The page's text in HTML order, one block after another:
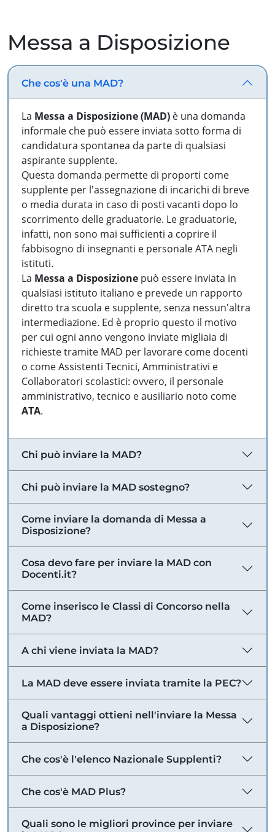
Messa a Disposizione
Che cos'è una MAD?
La Messa a Disposizione (MAD) è una domanda
informale che può essere inviata sotto forma di
candidatura spontanea da parte di qualsiasi
aspirante supplente.
Questa domanda permette di proporti come
supplente per l'assegnazione di incarichi di breve
o media durata in caso di posti vacanti dopo lo
scorrimento delle graduatorie. Le graduatorie,
infatti, non sono mai sufficienti a coprire il
fabbisogno di insegnanti e personale ATA negli
istituti.
La Messa a Disposizione può essere inviata in
qualsiasi istituto italiano e prevede un rapporto
diretto tra scuola e supplente, senza nessun'altra
intermediazione. Ed è proprio questo il motivo
per cui ogni anno vengono inviate migliaia di
richieste tramite MAD per lavorare come docenti
o come Assistenti Tecnici, Amministrativi e
Collaboratori scolastici: ovvero, il personale
amministrativo, tecnico e ausiliario noto come
ATA.
Chi può inviare la MAD?
Chi può inviare la MAD sostegno?
Come inviare la domanda di Messa a
Disposizione?
Cosa devo fare per inviare la MAD con
Docenti.it?
Come inserisco le Classi di Concorso nella
MAD?
A chi viene inviata la MAD?
La MAD deve essere inviata tramite la PEC?
Quali vantaggi ottieni nell'inviare la Messa
a Disposizione?
Che cos'è l'elenco Nazionale Supplenti?
Che cos'è MAD Plus?
Quali sono le migliori province per inviare